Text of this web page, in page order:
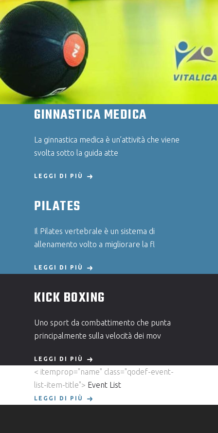
GINNASTICA MEDICA
La ginnastica medica è un’attività che viene
svolta sotto la guida atte
LEGGI DI PIÙ
PILATES
Il Pilates vertebrale è un sistema di
allenamento volto a migliorare la fl
LEGGI DI PIÙ
KICK BOXING
Uno sport da combattimento che punta
principalmente sulla velocità dei mov
LEGGI DI PIÙ
< itemprop="name" class="qodef-event-
list-item-title"> Event List
LEGGI DI PIÙ